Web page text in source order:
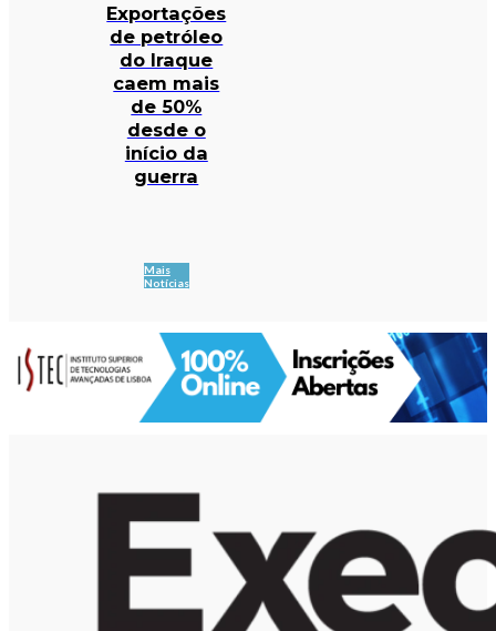
Exportações
de petróleo
do Iraque
caem mais
de 50%
desde o
início da
guerra
Mais
Notícias